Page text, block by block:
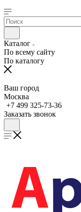
Каталог
По всему сайту
По каталогу
Ваш город
Москва
+7 499 325-73-36
Заказать звонок